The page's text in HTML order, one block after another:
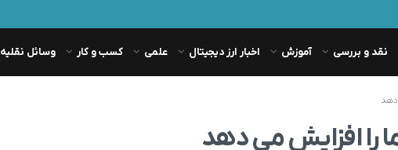
نقد و بررسی آموزش اخبار ارز دیجیتال علمی کسب و کار وسائل نقلیه